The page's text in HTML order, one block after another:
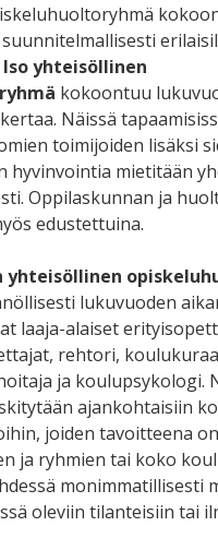
Iso yhteisöllinen
kokoontuu
Näissä
toimijoiden lisäksi
hyvinvointia mietitään
Oppilaskunnan ja
edustettuina.
yhteisöllinen
lukuvuoden
laaja-alaiset
rehtori,
ja koulupsykologi.
ajankohtaisiin
joiden tavoitteena
ja ryhmien tai koko
monimmatillisesti
oleviin tilanteisiin tai